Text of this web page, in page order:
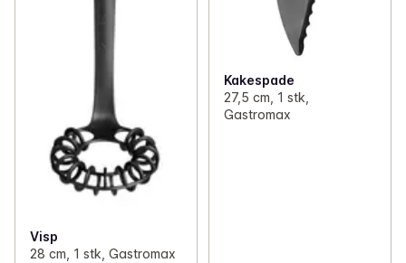
Visp
28 cm, 1 stk, Gastromax
Kakespade
27,5 cm, 1 stk,
Gastromax